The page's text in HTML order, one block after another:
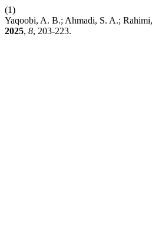
(1)
Yaqoobi, A. B.; Ahmadi, S. A.;
2025, 8, 203-223.